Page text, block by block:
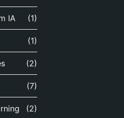
IA (1)
(1)
(2)
(7)
(2)